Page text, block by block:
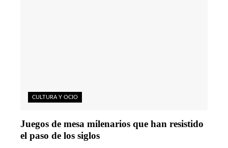
CULTURA Y OCIO
Juegos de mesa milenarios que han resistido
el paso de los siglos